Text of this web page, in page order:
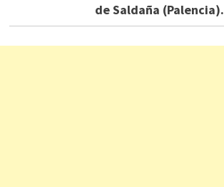
de Saldaña (Palencia).